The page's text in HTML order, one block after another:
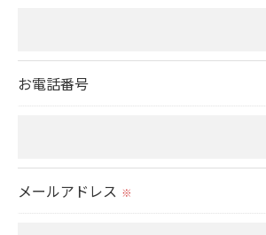
当社では、利用目的の達成に必要な
お電話番号
メールアドレス ※